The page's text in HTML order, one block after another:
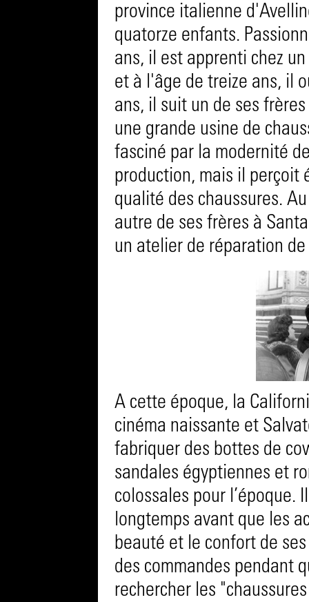
province italienne
quatorze enfants.
ans, il est apprenti chez
et à l'âge de treize ans, il
ans, il suit un de ses
une grande usine de
fasciné par la modernité
production, mais il perçoit
qualité des chaussures.
autre de ses frères à
un atelier de réparation de
A cette époque, la
cinéma naissante et
fabriquer des bottes de
sandales égyptiennes et
colossales pour
longtemps avant que les
beauté et le confort de
des commandes pendant
rechercher les